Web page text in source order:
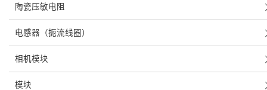
陶瓷压敏电阻
电感器（扼流线圈）
相机模块
模块